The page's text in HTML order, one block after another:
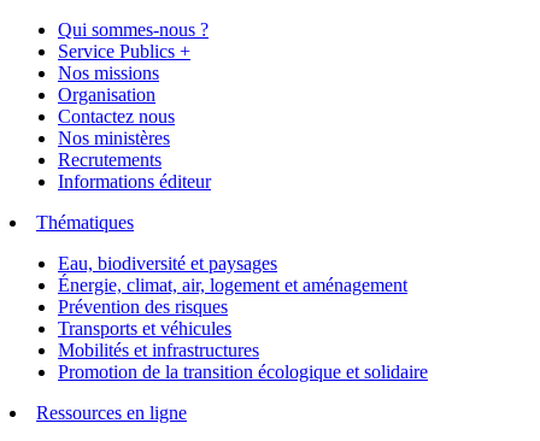
Qui sommes-nous ?
Service Publics +
Nos missions
Organisation
Contactez nous
Nos ministères
Recrutements
Informations éditeur
Thématiques
Eau, biodiversité et paysages
Énergie, climat, air, logement et aménagement
Prévention des risques
Transports et véhicules
Mobilités et infrastructures
Promotion de la transition écologique et solidaire
Ressources en ligne